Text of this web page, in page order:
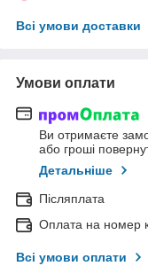
Всі умови доставки
Умови оплати
Ви отримаєте
або гроші
Детальніше
Післяплата
Оплата на номер
Всі умови оплати